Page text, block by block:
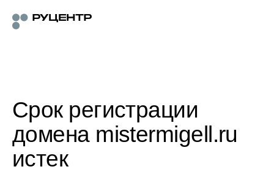
Срок регистрации
домена mistermigell.ru
истек